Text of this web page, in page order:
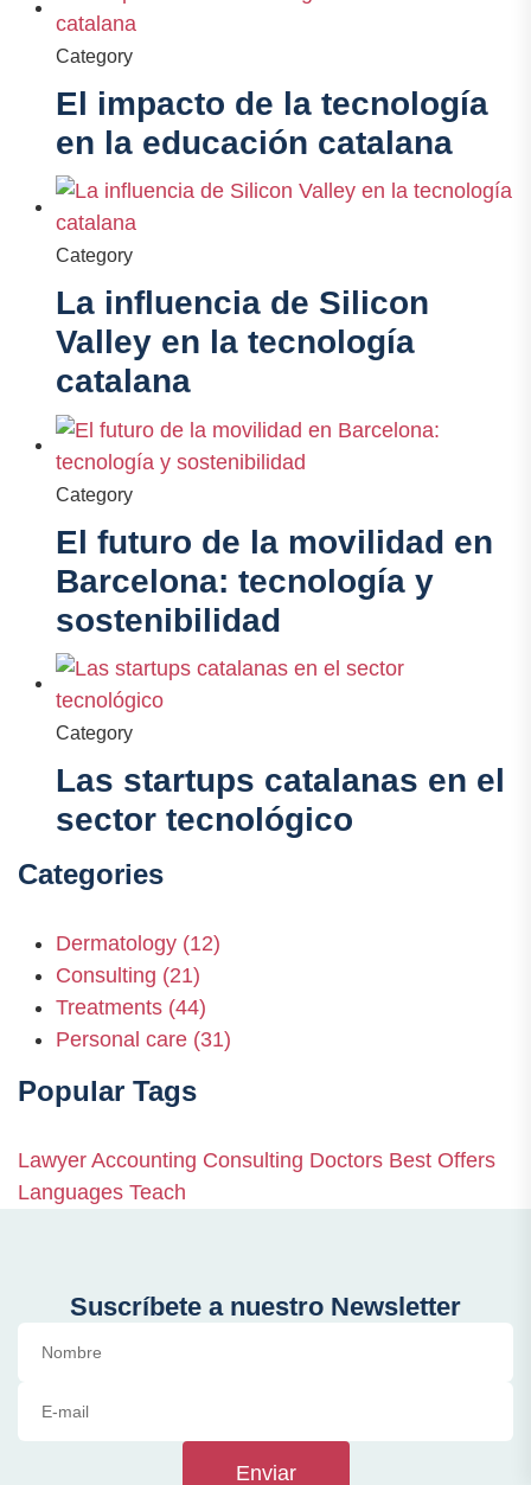
Category
El impacto de la tecnología
en la educación catalana
Category
La influencia de Silicon
Valley en la tecnología
catalana
Category
El futuro de la movilidad en
Barcelona: tecnología y
sostenibilidad
Category
Las startups catalanas en el
sector tecnológico
Categories
Dermatology (12)
Consulting (21)
Treatments (44)
Personal care (31)
Popular Tags
Lawyer Accounting Consulting Doctors Best Offers
Languages Teach
Suscríbete a nuestro Newsletter
Enviar